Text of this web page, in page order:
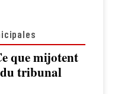
que mijotent
du tribunal